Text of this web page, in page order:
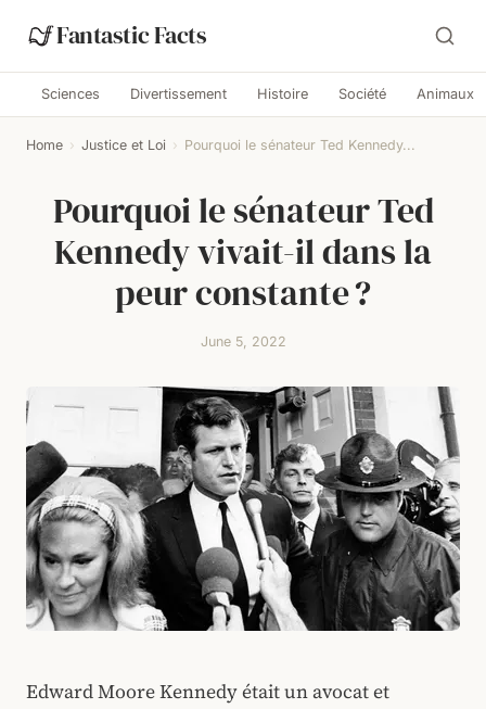
Fantastic Facts
Sciences Divertissement Histoire Société Animaux
Home › Justice et Loi › Pourquoi le sénateur Ted Kennedy...
Pourquoi le sénateur Ted
Kennedy vivait-il dans la
peur constante ?
June 5, 2022
Edward Moore Kennedy était un avocat et